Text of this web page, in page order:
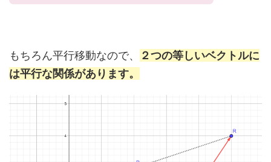
もちろん平行移動なので、
２つの等しいベクトルに
は平行な関係があります。